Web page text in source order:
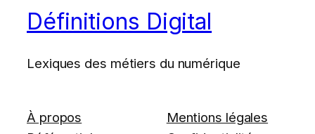
Définitions Digital
Lexiques des métiers du numérique
À propos
Mentions légales